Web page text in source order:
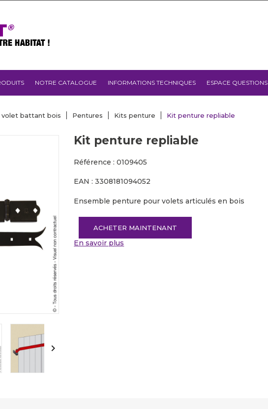
NOTRE CATALOGUE INFORMATIONS TECHNIQUES ESPACE QUESTIONS
volet battant bois Pentures Kits penture Kit penture repliable

Kit penture repliable
Référence : 0109405
EAN : 3308181094052
Ensemble penture pour volets articulés en bois
ACHETER MAINTENANT
En savoir plus